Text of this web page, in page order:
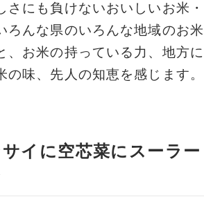
さにも負けないおいしいお米・
ろんな県のいろんな地域のお米
、お米の持っている力、地方に
の味、先人の知恵を感じます。
イに空芯菜にスーラー